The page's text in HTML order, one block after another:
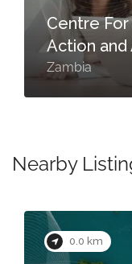
Centre
Action
Zambia
Nearby
0.0 km